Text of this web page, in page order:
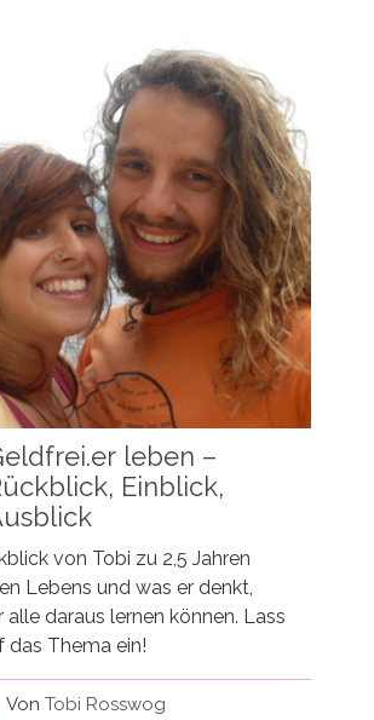
leben –
Einblick,
von Tobi zu 2,5 Jahren
Lebens und was er denkt,
alle daraus lernen können. Lass
das Thema ein!
VonTobi Rosswog